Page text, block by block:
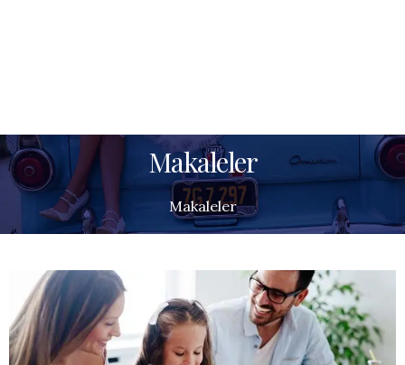
Makaleler
Makaleler